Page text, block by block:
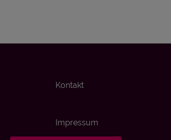
Kontakt
Impressum